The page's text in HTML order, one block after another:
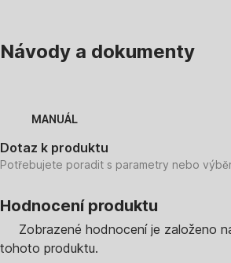
Návody a dokumenty
MANUÁL
Dotaz k produktu
Potřebujete poradit s parametry nebo
Hodnocení produktu
Zobrazené hodnocení je založeno
tohoto produktu.